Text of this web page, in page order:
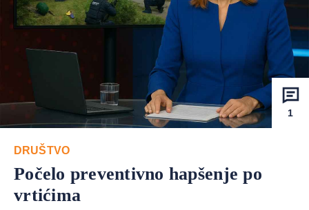
1
DRUŠTVO
Počelo preventivno hapšenje po
vrtićima